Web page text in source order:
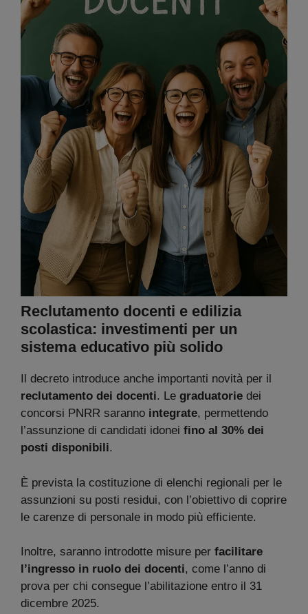
Reclutamento docenti e edilizia
scolastica: investimenti per un
sistema educativo più solido
Il decreto introduce anche importanti novità per il
reclutamento dei docenti. Le graduatorie dei
concorsi PNRR saranno integrate, permettendo
l’assunzione di candidati idonei fino al 30% dei
posti disponibili.
È prevista la costituzione di elenchi regionali per le
assunzioni su posti residui, con l’obiettivo di coprire
le carenze di personale in modo più efficiente.
Inoltre, saranno introdotte misure per facilitare
l’ingresso in ruolo dei docenti, come l’anno di
prova per chi consegue l’abilitazione entro il 31
dicembre 2025.